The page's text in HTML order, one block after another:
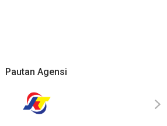
Pautan Agensi
›